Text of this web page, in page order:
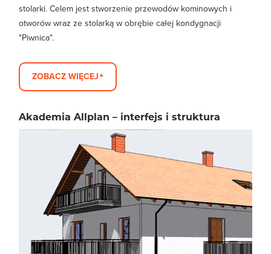
stolarki. Celem jest stworzenie przewodów kominowych i
otworów wraz ze stolarką w obrębie całej kondygnacji
"Piwnica".
ZOBACZ WIĘCEJ
Akademia Allplan – interfejs i struktura